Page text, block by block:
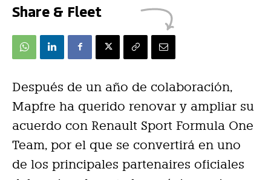
Share & Fleet
Después de un año de colaboración,
Mapfre ha querido renovar y ampliar su
acuerdo con Renault Sport Formula One
Team, por el que se convertirá en uno
de los principales partenaires oficiales